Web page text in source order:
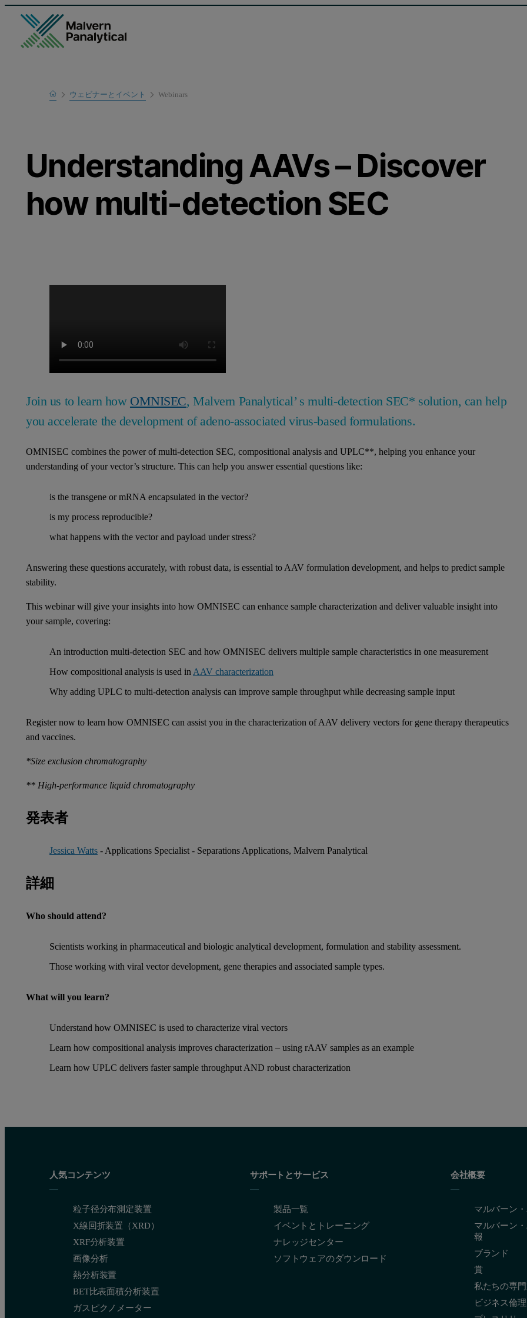
Home
Learn
ウェビナーとイベント Webinars
Understanding AAVs – Discover
how multi-detection SEC
Join us to learn how OMNISEC, Malvern Panalytical’ s multi-detection SEC* solution, can help
you accelerate the development of adeno-associated virus-based formulations.
OMNISEC combines the power of multi-detection SEC, compositional analysis and UPLC**, helping you enhance your
understanding of your vector’s structure. This can help you answer essential questions like:
is the transgene or mRNA encapsulated in the vector?
is my process reproducible?
what happens with the vector and payload under stress?
Answering these questions accurately, with robust data, is essential to AAV formulation development, and helps to predict sample
stability.
This webinar will give your insights into how OMNISEC can enhance sample characterization and deliver valuable insight into
your sample, covering:
An introduction multi-detection SEC and how OMNISEC delivers multiple sample characteristics in one measurement
How compositional analysis is used in AAV characterization
Why adding UPLC to multi-detection analysis can improve sample throughput while decreasing sample input
Register now to learn how OMNISEC can assist you in the characterization of AAV delivery vectors for gene therapy therapeutics
and vaccines.
*Size exclusion chromatography
** High-performance liquid chromatography
発表者
Jessica Watts - Applications Specialist - Separations Applications, Malvern Panalytical
詳細
Who should attend?
Scientists working in pharmaceutical and biologic analytical development, formulation and stability assessment.
Those working with viral vector development, gene therapies and associated sample types.
What will you learn?
Understand how OMNISEC is used to characterize viral vectors
Learn how compositional analysis improves characterization – using rAAV samples as an example
Learn how UPLC delivers faster sample throughput AND robust characterization
人気コンテンツ
粒子径分布測定装置
X線回折装置（XRD）
XRF分析装置
画像分析
熱分析装置
BET比表面積分析装置
ガスピクノメーター
サポートとサービス
製品一覧
イベントとトレーニング
ナレッジセンター
ソフトウェアのダウンロード
会社概要
マルバーン
マルバーン
報
ブランド
賞
私たちの専
ビジネス倫